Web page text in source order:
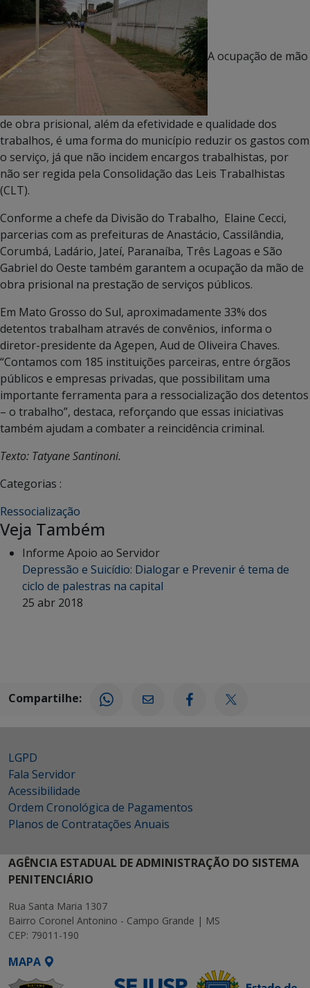
A ocupação de mão
de obra prisional, além da efetividade e qualidade dos
trabalhos, é uma forma do município reduzir os gastos com
o serviço, já que não incidem encargos trabalhistas, por
não ser regida pela Consolidação das Leis Trabalhistas
(CLT).
Conforme a chefe da Divisão do Trabalho, Elaine Cecci,
parcerias com as prefeituras de Anastácio, Cassilândia,
Corumbá, Ladário, Jateí, Paranaíba, Três Lagoas e São
Gabriel do Oeste também garantem a ocupação da mão de
obra prisional na prestação de serviços públicos.
Em Mato Grosso do Sul, aproximadamente 33% dos
detentos trabalham através de convênios, informa o
diretor-presidente da Agepen, Aud de Oliveira Chaves.
“Contamos com 185 instituições parceiras, entre órgãos
públicos e empresas privadas, que possibilitam uma
importante ferramenta para a ressocialização dos detentos
– o trabalho”, destaca, reforçando que essas iniciativas
também ajudam a combater a reincidência criminal.
Texto: Tatyane Santinoni.
Categorias :
Ressocialização
Veja Também
Informe Apoio ao Servidor
Depressão e Suicídio: Dialogar e Prevenir é tema de
ciclo de palestras na capital
25 abr 2018
Compartilhe:
LGPD
Fala Servidor
Acessibilidade
Ordem Cronológica de Pagamentos
Planos de Contratações Anuais
AGÊNCIA ESTADUAL DE ADMINISTRAÇÃO DO SISTEMA
PENITENCIÁRIO
Rua Santa Maria 1307
Bairro Coronel Antonino - Campo Grande | MS
CEP: 79011-190
MAPA